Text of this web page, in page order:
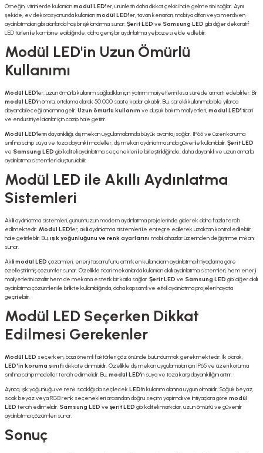
Örneğin, vitrinlerde kullanılanmodül LED'ler, ürünlerin daha dikkat çekici hale gelmesini sağlar. Aynı
şekilde, ev dekorasyonunda kullanılanmodül LED'ler, tavan kenarları, mobilya altları veya merdiven
aydınlatmaları gibi alanlarda hoş bir ışıklandırma sunar. Şerit LED ve Samsung LED gibi diğer dekoratif
LED türleri ile kombine edildiğinde, daha geniş bir aydınlatma yelpazesi elde edilebilir.
Modül LED'in Uzun Ömürlü
Kullanımı
Modül LED'ler, uzun ömürlü kullanım sağladıkları için yatırım maliyetlerini kısa sürede amorti edebilirler. Bir
modül LED'in ömrü, ortalama olarak 50.000 saate kadar çıkabilir. Bu, sürekli kullanımda bile yıllarca
dayanabileceği anlamına gelir. Uzun ömürlü kullanım ve düşük bakım maliyetleri,modül LED'i ticari
ve endüstriyel alanlar için cazip hale getirir.
Modül LED'lerin dayanıklılığı, dış mekan uygulamalarında büyük avantaj sağlar. IP65 ve üzeri koruma
sınıfına sahip suya ve toza dayanıklı modeller, dış mekan aydınlatmasında güvenle kullanılabilir. Şerit LED
ve Samsung LED gibi kaliteli aydınlatma seçenekleri ile birleştirildiğinde, daha dayanıklı ve uzun ömürlü
aydınlatma sistemleri oluşturulabilir.
Modül LED ile Akıllı Aydınlatma
Sistemleri
Akıllı aydınlatma sistemleri, günümüzün modern aydınlatma projelerinde giderek daha fazla tercih
edilmektedir. Modül LED'ler, akıllı aydınlatma sistemleri ile entegre edilerek uzaktan kontrol edilebilir
hale getirilebilir. Bu,ışık yoğunluğunu ve renk ayarlarını mobil cihazlar üzerinden değiştirme imkanı
sunar.
Akıllımodül LED çözümleri, enerji tasarrufunu artırırken kullanıcıların aydınlatma ihtiyaçlarına göre
özelleştirilmiş çözümler sunar. Özellikle ticari mekanlarda kullanılan akıllı aydınlatma sistemleri, hem enerji
maliyetlerini azaltır hem de mekana estetik bir katkı sağlar. Şerit LED ve Samsung LED gibi diğer akıllı
aydınlatma çözümleri ile birlikte kullanıldığında, daha kapsamlı ve etkili aydınlatma projeleri hayata
geçirilebilir.
Modül LED Seçerken Dikkat
Edilmesi Gerekenler
Modül LED seçerken, bazı önemli faktörleri göz önünde bulundurmak gerekmektedir. İlk olarak,
LED'in koruma sınıfı dikkate alınmalıdır. Özellikle dış mekan uygulamaları için IP65 ve üzeri koruma
sınıfına sahip modeller tercih edilmelidir. Bu,modül LED'in suya ve toza karşı dayanıklılığını artırır.
Ayrıca, ışık yoğunluğu ve renk sıcaklığı da seçilecek LED'in kullanım alanına uygun olmalıdır. Soğuk beyaz,
sıcak beyaz veya RGB renk seçenekleri arasından doğru seçim yapılmalı ve ihtiyaçlara göre modül
LED tercih edilmelidir. Samsung LED ve şerit LED gibi kaliteli markalar, uzun ömürlü ve güvenilir
aydınlatma çözümleri sunar.
Sonuç